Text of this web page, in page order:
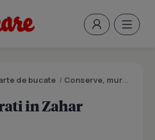
de bucate / Conserve, muraturi
in Zahar